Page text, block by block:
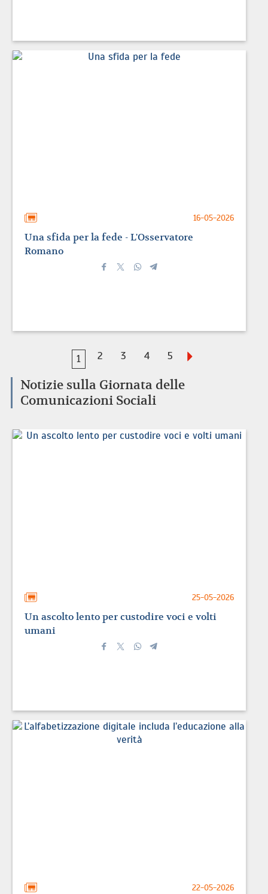
16-05-2026
Una sfida per la fede - L'Osservatore
Romano
1 2 3 4 5
Notizie sulla Giornata delle
Comunicazioni Sociali
25-05-2026
Un ascolto lento per custodire voci e volti
umani
22-05-2026